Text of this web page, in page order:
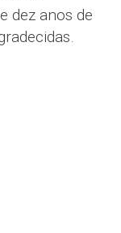
dez anos de